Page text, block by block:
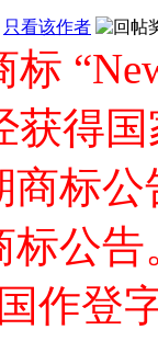
只看该作者
获得
商标
标公
作登